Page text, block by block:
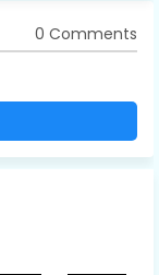
0 Comments